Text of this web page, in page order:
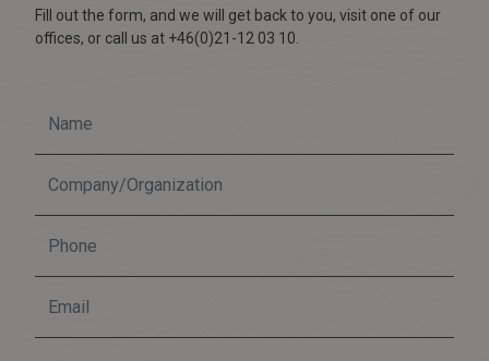
Fill out the form, and we will get back to you, visit one of our
offices, or call us at +46(0)21-12 03 10.